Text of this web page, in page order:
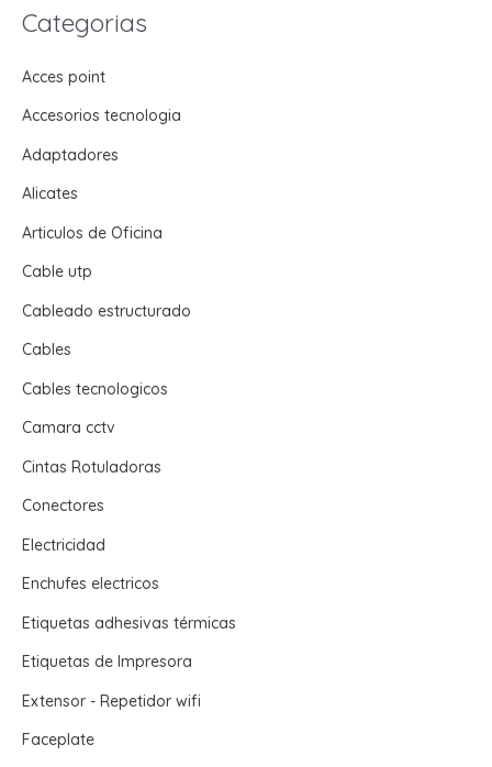
Categorias
Acces point
Accesorios tecnologia
Adaptadores
Alicates
Articulos de Oficina
Cable utp
Cableado estructurado
Cables
Cables tecnologicos
Camara cctv
Cintas Rotuladoras
Conectores
Electricidad
Enchufes electricos
Etiquetas adhesivas térmicas
Etiquetas de Impresora
Extensor - Repetidor wifi
Faceplate